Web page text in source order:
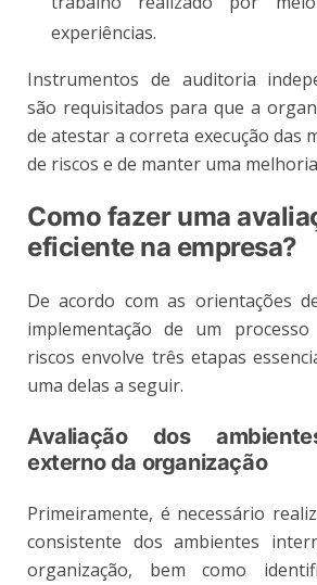
experiências.
Instrumentos de auditoria
são requisitados para que a
de atestar a correta execução das
de riscos e de manter uma
Como fazer uma
eficiente na empresa?
De acordo com as orientações
implementação de um
riscos envolve três etapas
uma delas a seguir.
Avaliação dos
externo da organização
Primeiramente, é necessário
consistente dos ambientes
organização, bem como